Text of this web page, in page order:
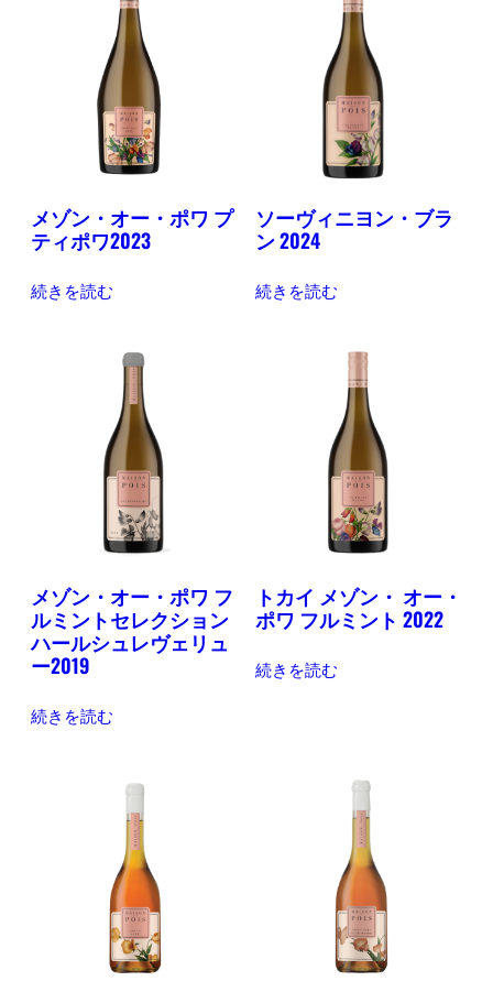
メゾン・オー・ポワ プ
ティポワ2023
続きを読む
ソーヴィニヨン・ブラ
ン 2024
続きを読む
メゾン・オー・ポワ フ
ルミントセレクション
ハールシュレヴェリュ
ー2019
続きを読む
トカイ メゾン・ オー・
ポワ フルミント 2022
続きを読む